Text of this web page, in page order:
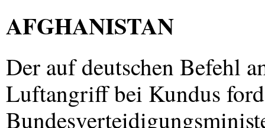
AFGHANISTAN
Der auf deutschen Befehl
Luftangriff bei Kundus